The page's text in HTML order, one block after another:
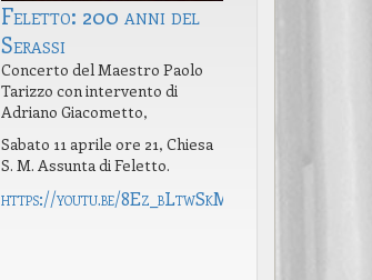
Feletto: 200 anni del
Serassi
Concerto del Maestro Paolo
Tarizzo con intervento di
Adriano Giacometto,
Sabato 11 aprile ore 21, Chiesa
S. M. Assunta di Feletto.
https://youtu.be/8Ez_bLtwSkM